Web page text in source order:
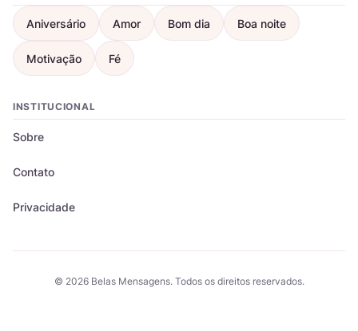
Aniversário Amor Bom dia Boa noite
Motivação Fé
INSTITUCIONAL
Sobre
Contato
Privacidade
© 2026 Belas Mensagens. Todos os direitos reservados.